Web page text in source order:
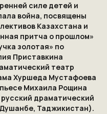
силе детей и
война, посвящены
Казахстана и
притча о прошлом»
золотая» по
Приставкина
театр
Хуршеда Мустафоева
Михаила Рощина
драматический
Таджикистан).